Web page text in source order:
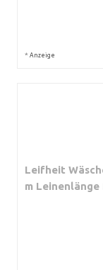
* Anzeige
Leifheit
m Leinenlänge